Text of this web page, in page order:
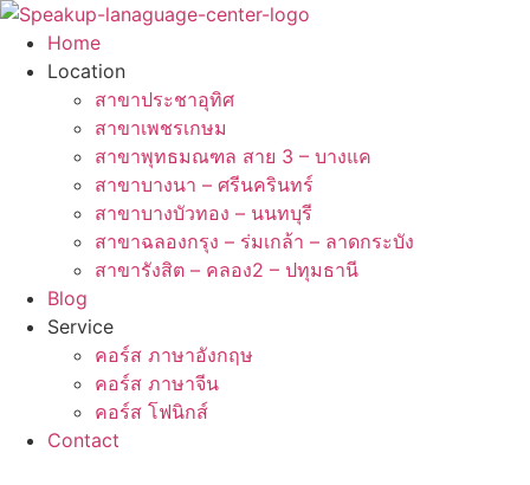
Skip
content
Home
Location
สาขาประชาอุทิศ
สาขาเพชรเกษม
สาขาพุทธมณฑล สาย 3 – บางแค
สาขาบางนา – ศรีนครินทร์
สาขาบางบัวทอง – นนทบุรี
สาขาฉลองกรุง – ร่มเกล้า – ลาดกระบัง
สาขารังสิต – คลอง2 – ปทุมธานี
Blog
Service
คอร์ส ภาษาอังกฤษ
คอร์ส ภาษาจีน
คอร์ส โฟนิกส์
Contact